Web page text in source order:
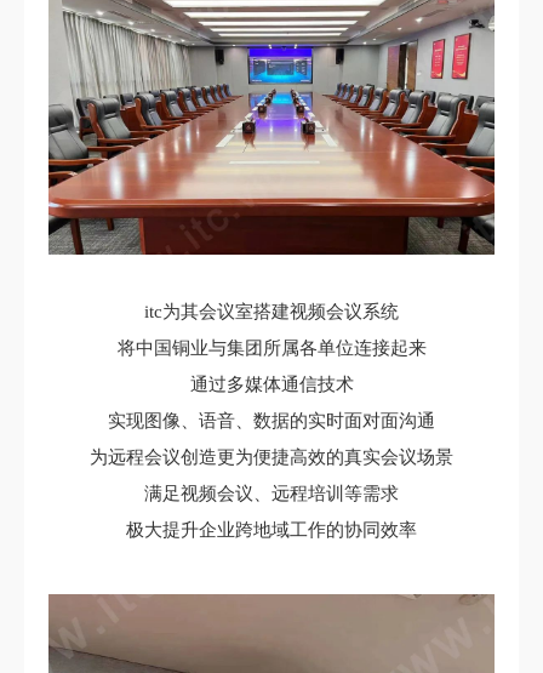
itc为其会议室搭建视频会议系统
将中国铜业与集团所属各单位连接起来
通过多媒体通信技术
实现图像、语音、数据的实时面对面沟通
为远程会议创造更为便捷高效的真实会议场景
满足视频会议、远程培训等需求
极大提升企业跨地域工作的协同效率